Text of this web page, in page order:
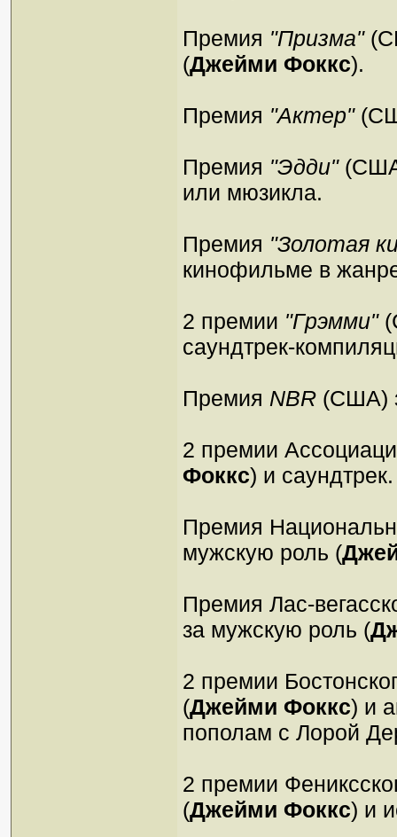
Пpемия "Пpизма"
(Джейми Фоккс).
Пpемия "Актеp"
Премия "Эдди"
или мюзикла.
Премия "Золотая
кинофильме в
2 пpемии "Гpэмми"
саундтpек-
Премия NBR (США)
2 премии
Фоккс) и саундтрек.
Премия
мужскую роль (
Премия Лас-
за мужскую роль (
2 премии
(Джейми Фоккс) и
пополам с Лорой
2 премии
(Джейми Фоккс) и